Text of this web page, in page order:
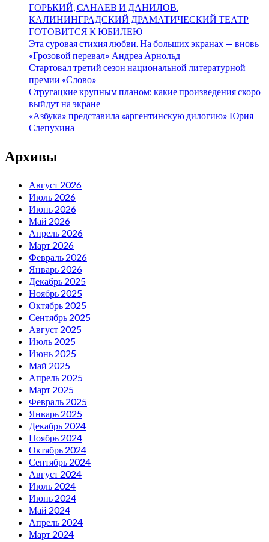
ГОРЬКИЙ, САНАЕВ И ДАНИЛОВ.
КАЛИНИНГРАДСКИЙ ДРАМАТИЧЕСКИЙ ТЕАТР
ГОТОВИТСЯ К ЮБИЛЕЮ
Эта суровая стихия любви. На больших экранах — вновь
«Грозовой перевал» Андреа Арнольд
Стартовал третий сезон национальной литературной
премии «Слово»
Стругацкие крупным планом: какие произведения скоро
выйдут на экране
«Азбука» представила «аргентинскую дилогию» Юрия
Слепухина
Архивы
Август 2026
Июль 2026
Июнь 2026
Май 2026
Апрель 2026
Март 2026
Февраль 2026
Январь 2026
Декабрь 2025
Ноябрь 2025
Октябрь 2025
Сентябрь 2025
Август 2025
Июль 2025
Июнь 2025
Май 2025
Апрель 2025
Март 2025
Февраль 2025
Январь 2025
Декабрь 2024
Ноябрь 2024
Октябрь 2024
Сентябрь 2024
Август 2024
Июль 2024
Июнь 2024
Май 2024
Апрель 2024
Март 2024